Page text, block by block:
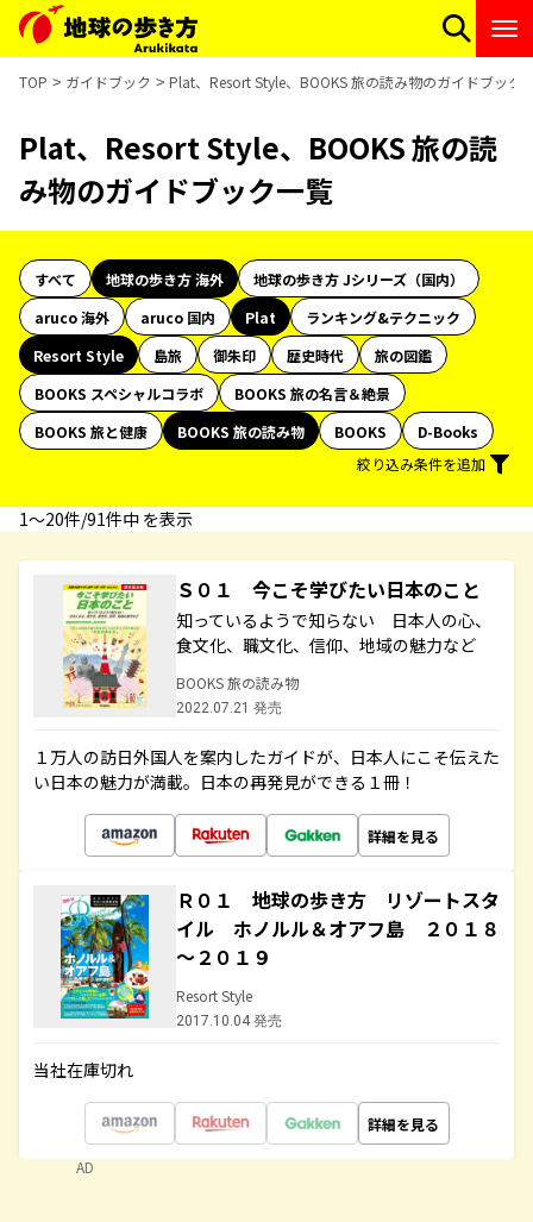
TOP ガイドブック Plat、Resort Style、BOOKS 旅の読み物のガイドブック
Plat、Resort Style、BOOKS 旅の読
み物のガイドブック一覧
すべて 地球の歩き方 海外
地球の歩き方 Jシリーズ（国内）
aruco 海外
aruco 国内 Plat
ランキング&テクニック
Resort Style
島旅 御朱印 歴史時代
旅の図鑑
BOOKS スペシャルコラボ
BOOKS 旅の名言＆絶景
BOOKS 旅と健康
BOOKS 旅の読み物 BOOKS
D-Books
絞り込み条件を追加
1〜20件/91件中 を表示
Ｓ０１ 今こそ学びたい日本のこと
知っているようで知らない 日本人の心、
食文化、職文化、信仰、地域の魅力など
BOOKS 旅の読み物
2022.07.21 発売
１万人の訪日外国人を案内したガイドが、日本人にこそ伝えた
い日本の魅力が満載。日本の再発見ができる１冊！
詳細を見る
Ｒ０１ 地球の歩き方 リゾートスタ
イル ホノルル＆オアフ島 ２０１８
～２０１９
Resort Style
2017.10.04 発売
当社在庫切れ
詳細を見る
AD